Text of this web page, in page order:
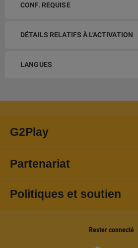
CONF. REQUISE
DÉTAILS RELATIFS À L'ACTIVATION
LANGUES
G2Play
Partenariat
Politiques et soutien
Rester connecté